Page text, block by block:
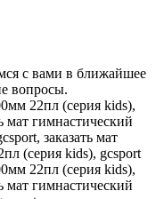
с вами в ближайшее
вопросы.